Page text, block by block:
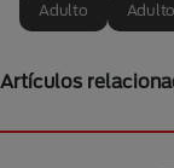
Adulto
Artículos